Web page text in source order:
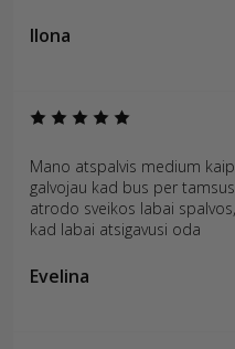
Ilona
Mano atspalvis medium
galvojau kad bus per
atrodo sveikos labai
kad labai atsigavusi oda
Evelina